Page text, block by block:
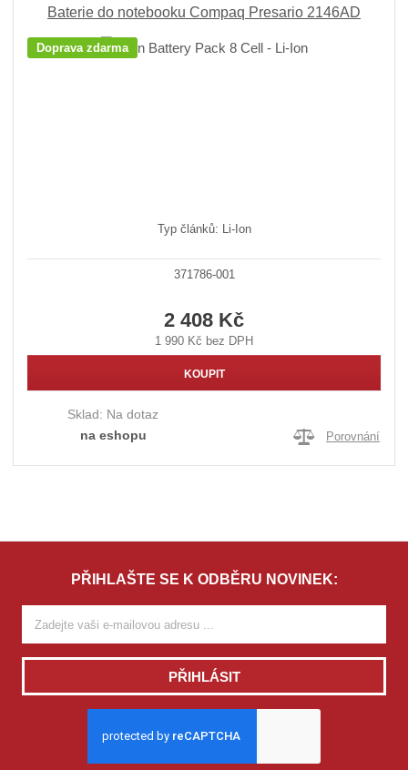
Baterie do notebooku Compaq Presario 2146AD
Doprava zdarma
Typ článků: Li-Ion
371786-001
2 408 Kč
1 990 Kč bez DPH
KOUPIT
Sklad: Na dotaz
na eshopu
Porovnání
PŘIHLAŠTE SE K ODBĚRU NOVINEK:
PŘIHLÁSIT